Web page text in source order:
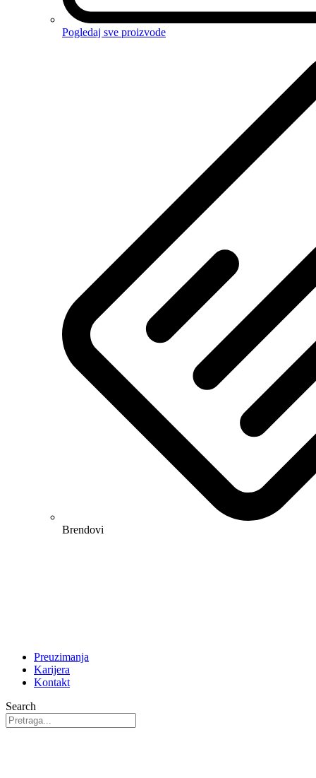
Pogledaj sve proizvode
Brendovi
Preuzimanja
Karijera
Kontakt
Search